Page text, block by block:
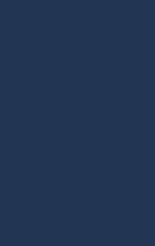
s'ouvrira